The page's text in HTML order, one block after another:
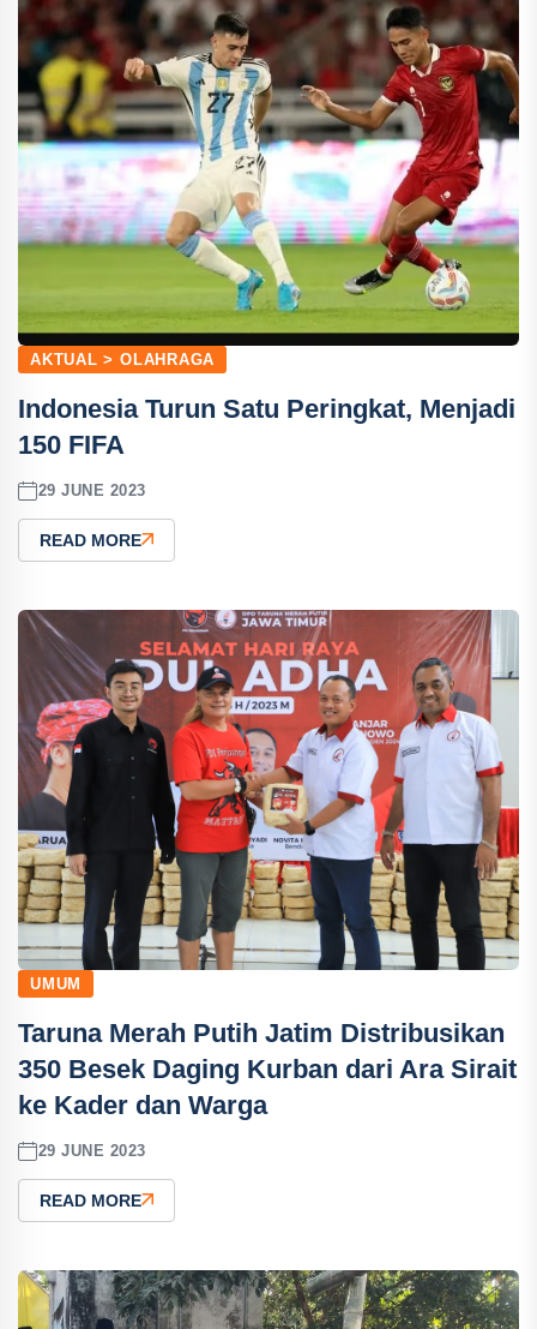
AKTUAL > OLAHRAGA
Indonesia Turun Satu Peringkat, Menjadi
150 FIFA
29 JUNE 2023
READ MORE
UMUM
Taruna Merah Putih Jatim Distribusikan
350 Besek Daging Kurban dari Ara Sirait
ke Kader dan Warga
29 JUNE 2023
READ MORE